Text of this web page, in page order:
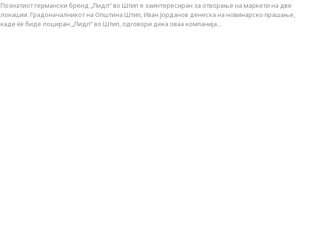
Познатиот германски бренд „Лидл“ во Штип е заинтересиран за отворање на маркети на две
локации. Градоначалникот на Општина Штип, Иван Јорданов денеска на новинарско прашање,
каде ќе биде лоциран „Лидл“ во Штип, одговори дека оваа компанија…